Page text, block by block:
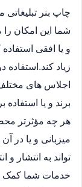
چاپ بنر
شما این امکان
و یا افقی استفاده
زیاد
اجلاس های
برند و یا
هر چه مؤثرتر
میزبانی و یا
تواند به انتشار و
خدمات شما کمک